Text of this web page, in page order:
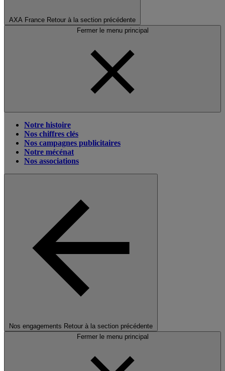
AXA France Retour à la section précédente
Fermer le menu principal
Notre histoire
Nos chiffres clés
Nos campagnes publicitaires
Notre mécénat
Nos associations
Nos engagements Retour à la section précédente
Fermer le menu principal